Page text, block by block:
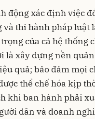
động xác định việc
và thi hành pháp luật
của cả hệ thống
là xây dựng nền
quả; bảo đảm mọi
thể chế hóa kịp
khi ban hành phải
dân và doanh